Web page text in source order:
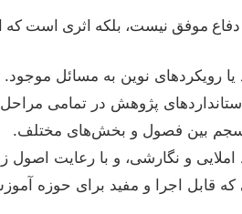
دفاع موفق نیست، بلکه اثری است
یا رویکردهای نوین به مسائل موجود.
پژوهش در تمامی
بین فصول و بخش‌های مختلف.
و نگارشی، و با رعایت اصول
که قابل اجرا و مفید برای حوزه